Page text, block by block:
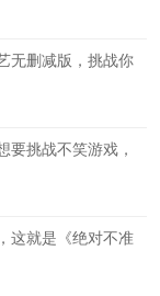
无删减版，挑战你
要挑战不笑游戏，
这就是《绝对不准